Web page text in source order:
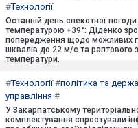
#Технології
Останній день спекотної погоди
температурою +39°: Діденко
попередження щодо можливих
шквалів до 22 м/с та раптового
температури.
#Технології#політика та
управління #
У Закарпатському
комплектування спростували